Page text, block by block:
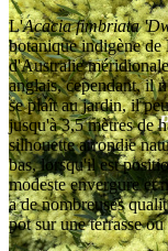
L'Acacia fimbriata
botanique indigène
d'Australie
anglais, cependant, il
se plaît au jardin, il
jusqu'à 3,5 mètres de
silhouette arrondie
bas, lorsqu'il est
modeste envergure et
a de nombreuses
pot sur une terrasse